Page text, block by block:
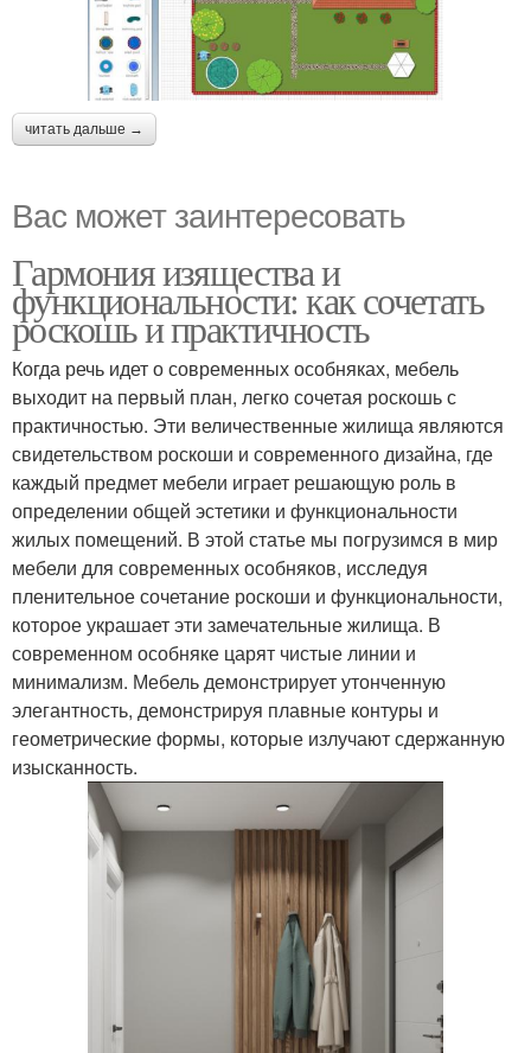
читать дальше →
Вас может заинтересовать
Гармония изящества и
функциональности: как сочетать
роскошь и практичность
Когда речь идет о современных особняках, мебель
выходит на первый план, легко сочетая роскошь с
практичностью. Эти величественные жилища являются
свидетельством роскоши и современного дизайна, где
каждый предмет мебели играет решающую роль в
определении общей эстетики и функциональности
жилых помещений. В этой статье мы погрузимся в мир
мебели для современных особняков, исследуя
пленительное сочетание роскоши и функциональности,
которое украшает эти замечательные жилища. В
современном особняке царят чистые линии и
минимализм. Мебель демонстрирует утонченную
элегантность, демонстрируя плавные контуры и
геометрические формы, которые излучают сдержанную
изысканность.